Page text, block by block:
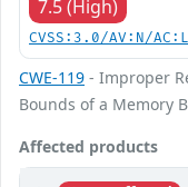
7.5 (High)
CVSS:3.0/AV:N/
CWE-119 - Improper
Bounds of a Memory
Affected products